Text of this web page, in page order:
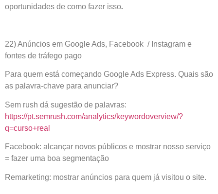
oportunidades de como fazer isso.
22) Anúncios em Google Ads, Facebook / Instagram e
fontes de tráfego pago
Para quem está começando Google Ads Express. Quais são
as palavra-chave para anunciar?
Sem rush dá sugestão de palavras:
https://pt.semrush.com/analytics/keywordoverview/?
q=curso+real
Facebook: alcançar novos públicos e mostrar nosso serviço
= fazer uma boa segmentação
Remarketing: mostrar anúncios para quem já visitou o site.